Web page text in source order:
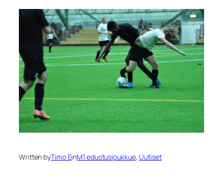
Written byTimo EinM1 edustusjoukkue, Uutiset